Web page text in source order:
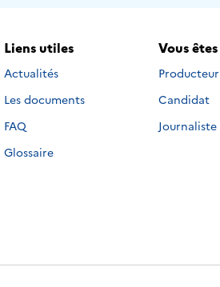
Liens utiles
Actualités
Les documents
FAQ
Glossaire
Vous êtes
Producteur
Candidat
Journaliste